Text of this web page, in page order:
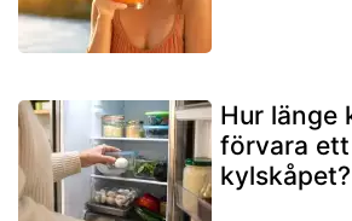
Hur länge
förvara
kylskåpet?